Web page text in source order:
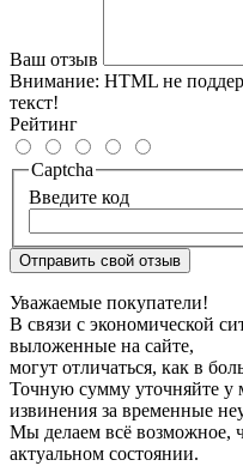
Ваш отзыв
Внимание: HTML не
текст!
Рейтинг
Captcha
Введите код
Отправить свой отзыв
Уважаемые покупатели!
В связи с экономической
выложенные на сайте,
могут отличаться, как в
Точную сумму уточняйте
извинения за временные
Мы делаем всё возможное,
актуальном состоянии.